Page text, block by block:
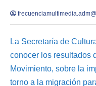
La Secretaría de
conocer los resultados
Movimiento, sobre la
torno a la migración